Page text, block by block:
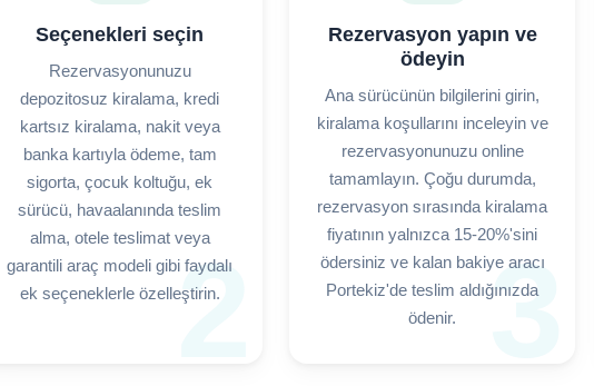
2
Seçenekleri seçin
Rezervasyonunuzu
depozitosuz kiralama, kredi
kartsız kiralama, nakit veya
banka kartıyla ödeme, tam
sigorta, çocuk koltuğu, ek
sürücü, havaalanında teslim
alma, otele teslimat veya
garantili araç modeli gibi faydalı
ek seçeneklerle özelleştirin.
3
Rezervasyon yapın ve
ödeyin
Ana sürücünün bilgilerini girin,
kiralama koşullarını inceleyin ve
rezervasyonunuzu online
tamamlayın. Çoğu durumda,
rezervasyon sırasında kiralama
fiyatının yalnızca 15-20%'sini
ödersiniz ve kalan bakiye aracı
Portekiz'de teslim aldığınızda
ödenir.